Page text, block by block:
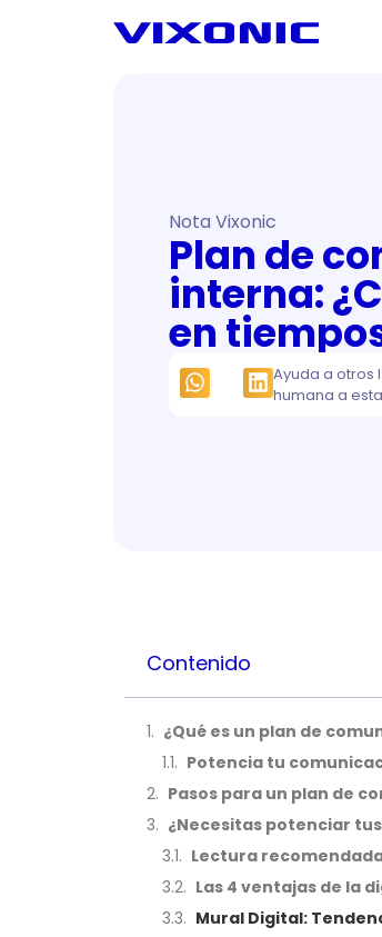
Nota Vixonic
Plan de
interna:
en
Ayuda a otros
humana a
Contenido
¿Qué es un plan de
Potencia tu
Pasos para un plan de
¿Necesitas potenciar
Lectura
Las 4 ventajas de la
Mural Digital: